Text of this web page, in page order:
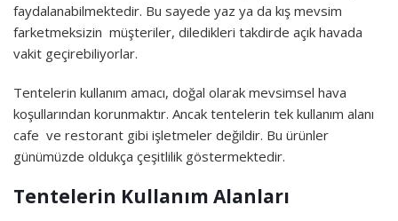
faydalanabilmektedir. Bu sayede yaz ya da kış mevsim
farketmeksizin müşteriler, diledikleri takdirde açık havada
vakit geçirebiliyorlar.
Tentelerin kullanım amacı, doğal olarak mevsimsel hava
koşullarından korunmaktır. Ancak tentelerin tek kullanım alanı
cafe ve restorant gibi işletmeler değildir. Bu ürünler
günümüzde oldukça çeşitlilik göstermektedir.
Tentelerin Kullanım Alanları